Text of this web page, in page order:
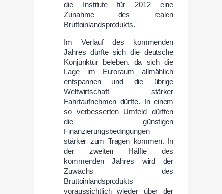
die Institute für 2012 eine
Zunahme des realen
Bruttoinlandsprodukts.
Im Verlauf des kommenden
Jahres dürfte sich die deutsche
Konjunktur beleben, da sich die
Lage im Euroraum allmählich
entspannen und die übrige
Weltwirtschaft stärker
Fahrtaufnehmen dürfte. In einem
so verbesserten Umfeld dürften
die günstigen
Finanzierungsbedingungen
stärker zum Tragen kommen. In
der zweiten Hälfte des
kommenden Jahres wird der
Zuwachs des
Bruttoinlandsprodukts
voraussichtlich wieder über der